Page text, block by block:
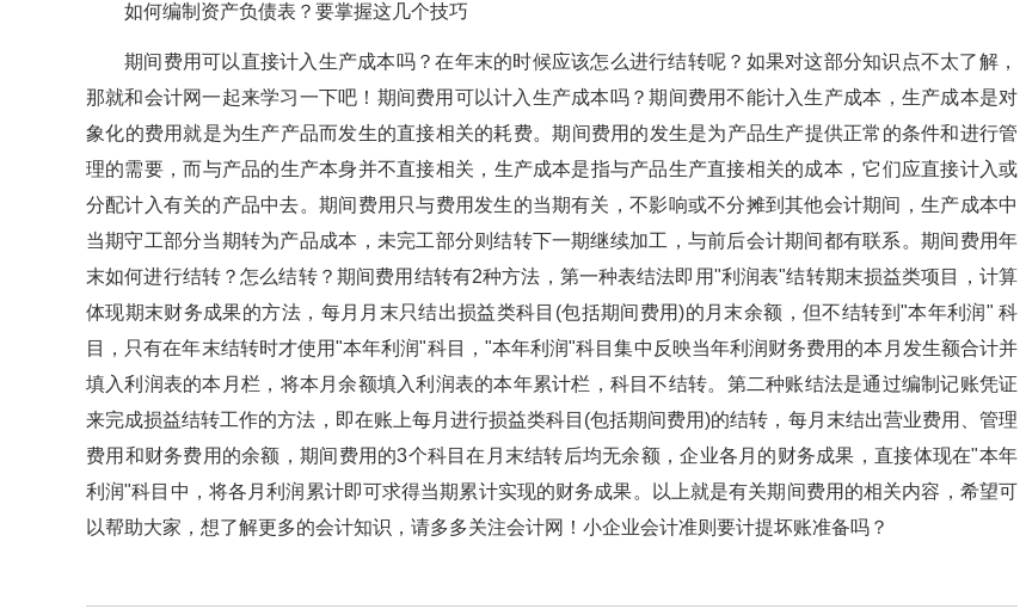
如何编制资产负债表？要掌握这几个技巧
期间费用可以直接计入生产成本吗？在年末的时候应该怎么进行结转呢？如果对这部分知识点不太了解，
那就和会计网一起来学习一下吧！期间费用可以计入生产成本吗？期间费用不能计入生产成本，生产成本是对
象化的费用就是为生产产品而发生的直接相关的耗费。期间费用的发生是为产品生产提供正常的条件和进行管
理的需要，而与产品的生产本身并不直接相关，生产成本是指与产品生产直接相关的成本，它们应直接计入或
分配计入有关的产品中去。期间费用只与费用发生的当期有关，不影响或不分摊到其他会计期间，生产成本中
当期守工部分当期转为产品成本，未完工部分则结转下一期继续加工，与前后会计期间都有联系。期间费用年
末如何进行结转？怎么结转？期间费用结转有2种方法，第一种表结法即用"利润表"结转期末损益类项目，计算
体现期末财务成果的方法，每月月末只结出损益类科目(包括期间费用)的月末余额，但不结转到"本年利润" 科
目，只有在年末结转时才使用"本年利润"科目，"本年利润"科目集中反映当年利润财务费用的本月发生额合计并
填入利润表的本月栏，将本月余额填入利润表的本年累计栏，科目不结转。第二种账结法是通过编制记账凭证
来完成损益结转工作的方法，即在账上每月进行损益类科目(包括期间费用)的结转，每月末结出营业费用、管理
费用和财务费用的余额，期间费用的3个科目在月末结转后均无余额，企业各月的财务成果，直接体现在"本年
利润"科目中，将各月利润累计即可求得当期累计实现的财务成果。以上就是有关期间费用的相关内容，希望可
以帮助大家，想了解更多的会计知识，请多多关注会计网！小企业会计准则要计提坏账准备吗？